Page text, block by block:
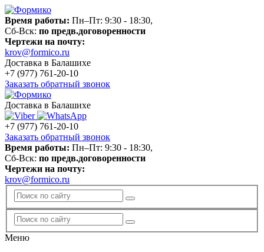
Время работы: Пн–Пт: 9:30 - 18:30,
Сб-Вск: по предв.договоренности
Чертежи на почту:
krov@formico.ru
Доставка в Балашихе
+7 (977) 761-20-10
Заказать обратный звонок
Доставка в Балашихе
+7 (977) 761-20-10
Заказать обратный звонок
Время работы: Пн–Пт: 9:30 - 18:30,
Сб-Вск: по предв.договоренности
Чертежи на почту:
krov@formico.ru
Меню